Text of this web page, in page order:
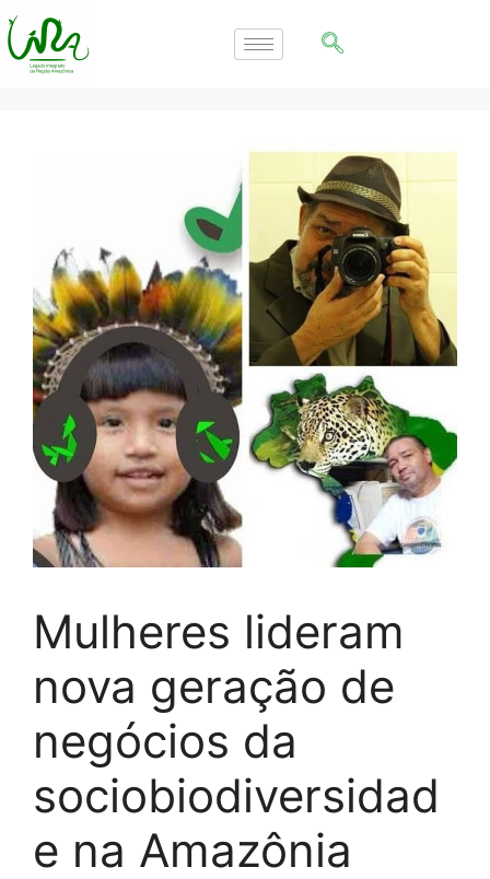
Mulheres lideram
nova geração de
negócios da
sociobiodiversidad
e na Amazônia